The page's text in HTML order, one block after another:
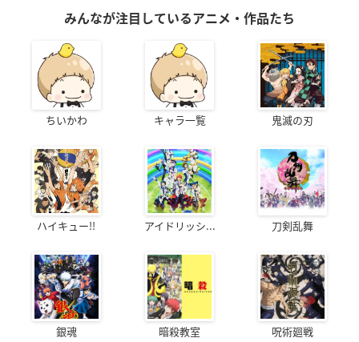
みんなが注目しているアニメ・作品たち
ちいかわ キャラ一覧 鬼滅の刃
ハイキュー!! アイドリッシ... 刀剣乱舞
銀魂 暗殺教室 呪術廻戦